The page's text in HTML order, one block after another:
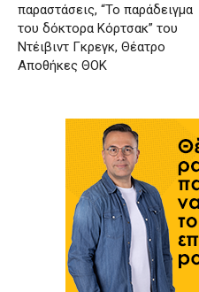
παραστάσεις, “Το παράδειγμα
του δόκτορα Κόρτσακ” του
Ντέιβιντ Γκρεγκ, Θέατρο
Αποθήκες ΘΟΚ